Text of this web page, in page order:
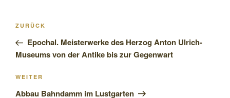
Beitragsnavigation
Vorheriger
Beitrag
ZURÜCK
Epochal. Meisterwerke des Herzog Anton Ulrich-
Museums von der Antike bis zur Gegenwart
Nächster
Beitrag
WEITER
Abbau Bahndamm im Lustgarten